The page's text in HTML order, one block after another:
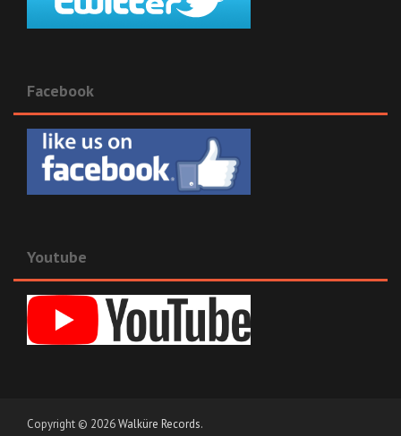
Facebook
Youtube
Copyright © 2026Walküre Records.